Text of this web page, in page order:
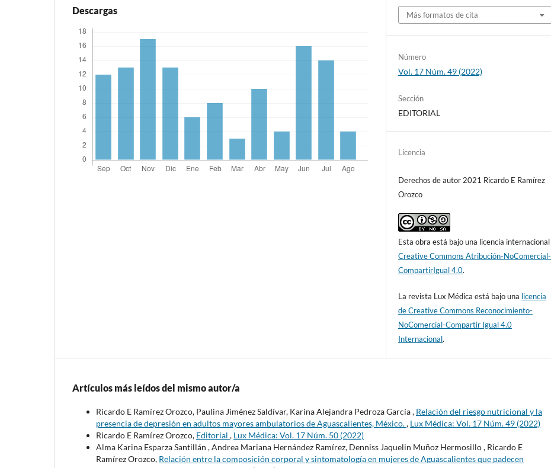
Descargas Más formatos de cita
Número
Vol. 17 Núm. 49 (2022)
Sección
EDITORIAL
Licencia
Derechos de autor 2021 Ricardo E Ramírez
Orozco
Esta obra está bajo una licencia internacional
Creative Commons Atribución-NoComercial-
CompartirIgual 4.0.
La revista Lux Médica está bajo una licencia
de Creative Commons Reconocimiento-
NoComercial-Compartir Igual 4.0
Internacional.
Artículos más leídos del mismo autor/a
Ricardo E Ramírez Orozco, Paulina Jiménez Saldívar, Karina Alejandra Pedroza García , Relación del riesgo nutricional y la
presencia de depresión en adultos mayores ambulatorios de Aguascalientes, México., Lux Médica: Vol. 17 Núm. 49 (2022)
Ricardo E Ramírez Orozco, Editorial , Lux Médica: Vol. 17 Núm. 50 (2022)
Alma Karina Esparza Santillán , Andrea Mariana Hernández Ramírez, Denniss Jaquelin Muñoz Hermosillo , Ricardo E
Ramírez Orozco, Relación entre la composición corporal y sintomatología en mujeres de Aguascalientes que padecen